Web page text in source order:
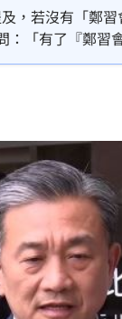
19:03
18:53
，若沒有「鄭
「有了『鄭習
，「怎麼會見